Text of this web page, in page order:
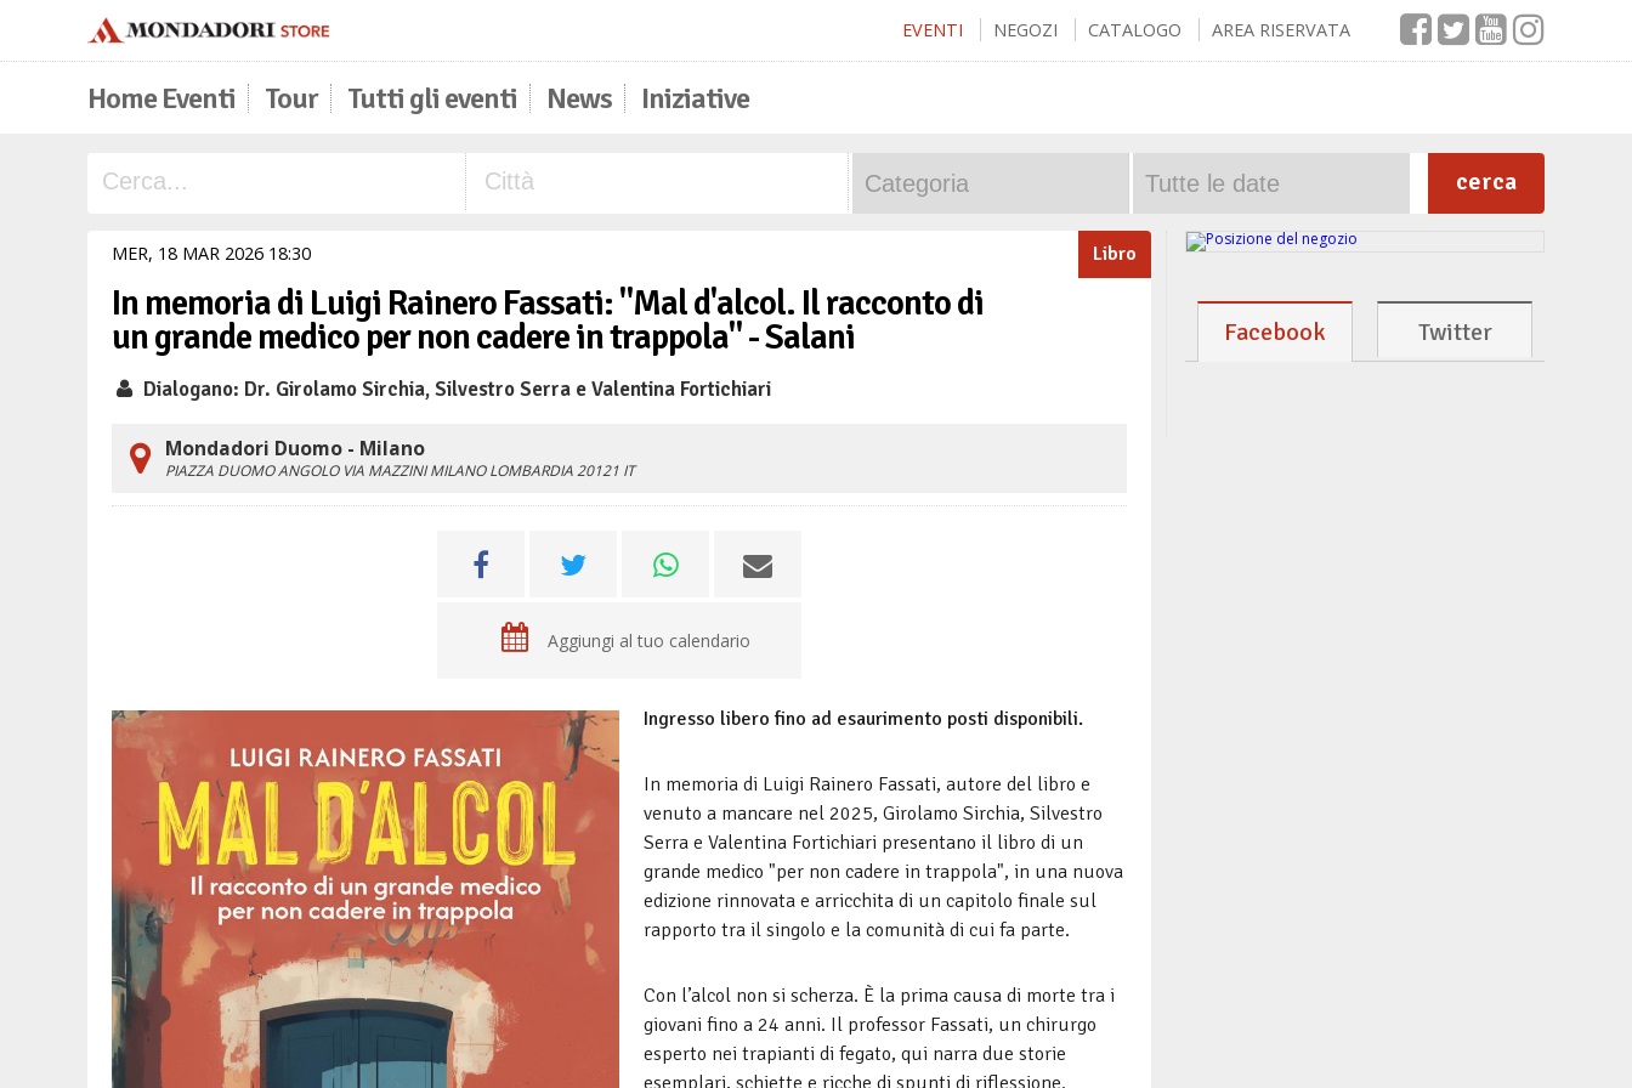
EVENTI NEGOZI CATALOGO AREA RISERVATA
Home Eventi Tour Tutti gli eventi News Iniziative
cerca
Libro
MER, 18 MAR 2026 1830
In memoria di Luigi Rainero Fassati: "Mal d'alcol. Il racconto di
un grande medico per non cadere in trappola" - Salani
Dialogano: Dr. Girolamo Sirchia, Silvestro Serra e Valentina Fortichiari
Mondadori Duomo - Milano
PIAZZA DUOMO ANGOLO VIA MAZZINIMILANO LOMBARDIA20121 IT
Aggiungi al tuo calendario
Ingresso libero fino ad esaurimento posti disponibili.
In memoria di Luigi Rainero Fassati, autore del libro e
venuto a mancare nel 2025, Girolamo Sirchia, Silvestro
Serra e Valentina Fortichiari presentano il libro di un
grande medico "per non cadere in trappola", in una nuova
edizione rinnovata e arricchita di un capitolo finale sul
rapporto tra il singolo e la comunità di cui fa parte.
Con l’alcol non si scherza. È la prima causa di morte tra i
giovani fino a 24 anni. Il professor Fassati, un chirurgo
esperto nei trapianti di fegato, qui narra due storie
esemplari, schiette e ricche di spunti di riflessione.
Facebook Twitter